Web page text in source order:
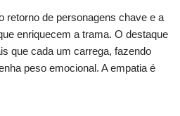
retorno de personagens chave e a
enriquecem a trama. O destaque
que cada um carrega, fazendo
peso emocional. A empatia é